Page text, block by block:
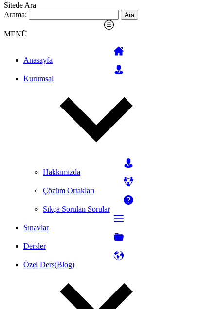
Sitede Ara
Arama:
MENÜ
Anasayfa
Kurumsal
Hakkımızda
Çözüm Ortakları
Sıkça Sorulan Sorular
Sınavlar
Dersler
Özel Ders(Blog)